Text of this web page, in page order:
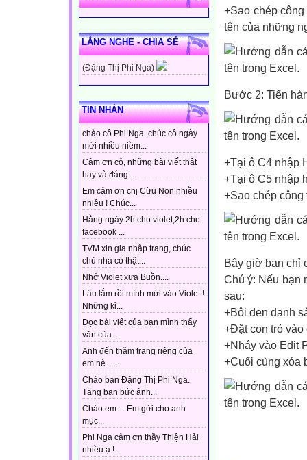
LẮNG NGHE - CHIA SẺ
(Đặng Thị Phi Nga)
TIN NHẮN
chào cô Phi Nga ,chúc cô ngày
mới nhiều niềm...
Cảm ơn cô, những bài viết thật
hay và đáng...
Em cảm ơn chị Cừu Non nhiều
nhiều ! Chúc...
Hằng ngày 2h cho violet,2h cho
facebook ...
TVM xin gia nhập trang, chúc
chủ nhà có thật...
Nhớ Violet xưa Buồn....
Lâu lắm rồi mình mới vào Violet !
Những kỉ...
Đọc bài viết của bạn mình thấy
văn của...
Anh đến thăm trang riêng của
em nè......
Chào bạn Đặng Thị Phi Nga.
Tặng bạn bức ảnh...
Chào em : . Em gửi cho anh
mục...
Phi Nga cảm ơn thầy Thiện Hải
nhiều ạ !...
+Sao chép
tên của những
Bước 2: Tiến
+Tại ô C4 nhập
+Tại ô C5 nhập
+Sao chép công
Bây giờ bạn chỉ
Chú ý: Nếu bạn
sau:
+Bôi đen danh
+Đặt con trỏ vào
+Nháy vào Edit
+Cuối cùng xóa